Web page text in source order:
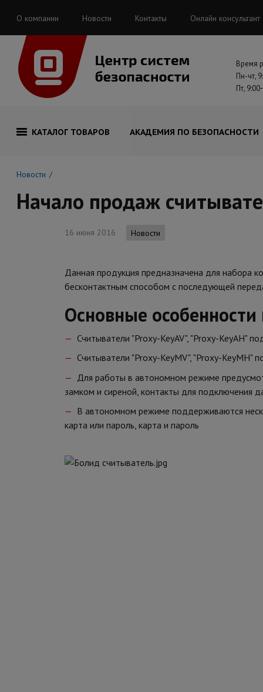
О компании Новости Контакты Онлайн консультант
Время
Пн-чт,
Пт,
КАТАЛОГ ТОВАРОВ АКАДЕМИЯ ПО БЕЗОПАСНОСТИ
Новости
Начало продаж
16 июня 2016 Новости
Данная продукция предназначена для набора
бесконтактным способом с последующей
Основные
Считыватели "Proxy-KeyAV", "Proxy-KeyAH"
Считыватели "Proxy-KeyMV", "Proxy-KeyMH"
Для работы в автономном режиме
замком и сиреной, контакты для подключения
В автономном режиме поддерживаются
карта или пароль, карта и пароль